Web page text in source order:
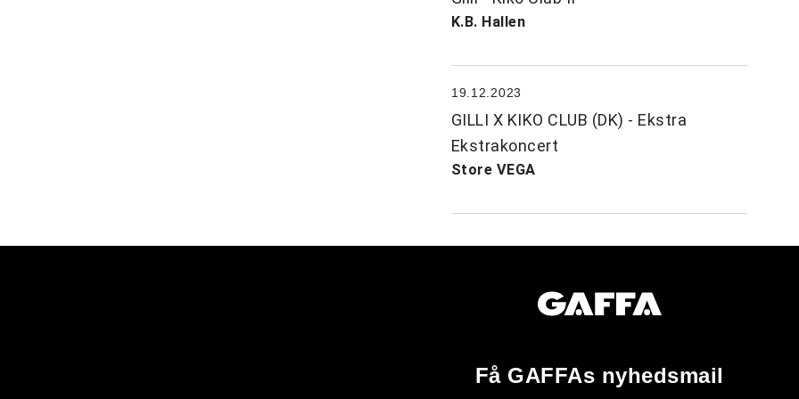
K.B. Hallen
19.12.2023
GILLI X KIKO CLUB (DK) - Ekstra
Ekstrakoncert
Store VEGA
Få GAFFAs nyhedsmail